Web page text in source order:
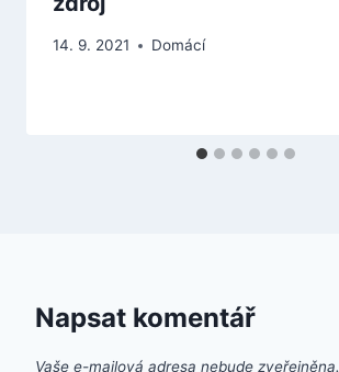
14. 9. 2021 Domácí
Napsat komentář
Vaše e-mailová adresa nebude zveřejněna.